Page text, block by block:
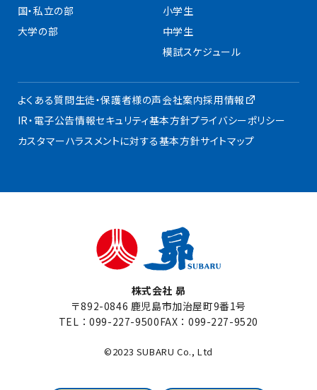
国・私立の部
大学の部
小学生
中学生
模試スケジュール
よくある質問生徒・保護者様の声会社案内採用情報
IR・電子公告情報セキュリティ基本方針プライバシーポリシー
カスタマーハラスメントに対する基本方針サイトマップ
株式会社 昴
〒892-0846 鹿児島市加治屋町9番1号
TEL：099-227-9500FAX：099-227-9520
©2023 SUBARU Co., Ltd